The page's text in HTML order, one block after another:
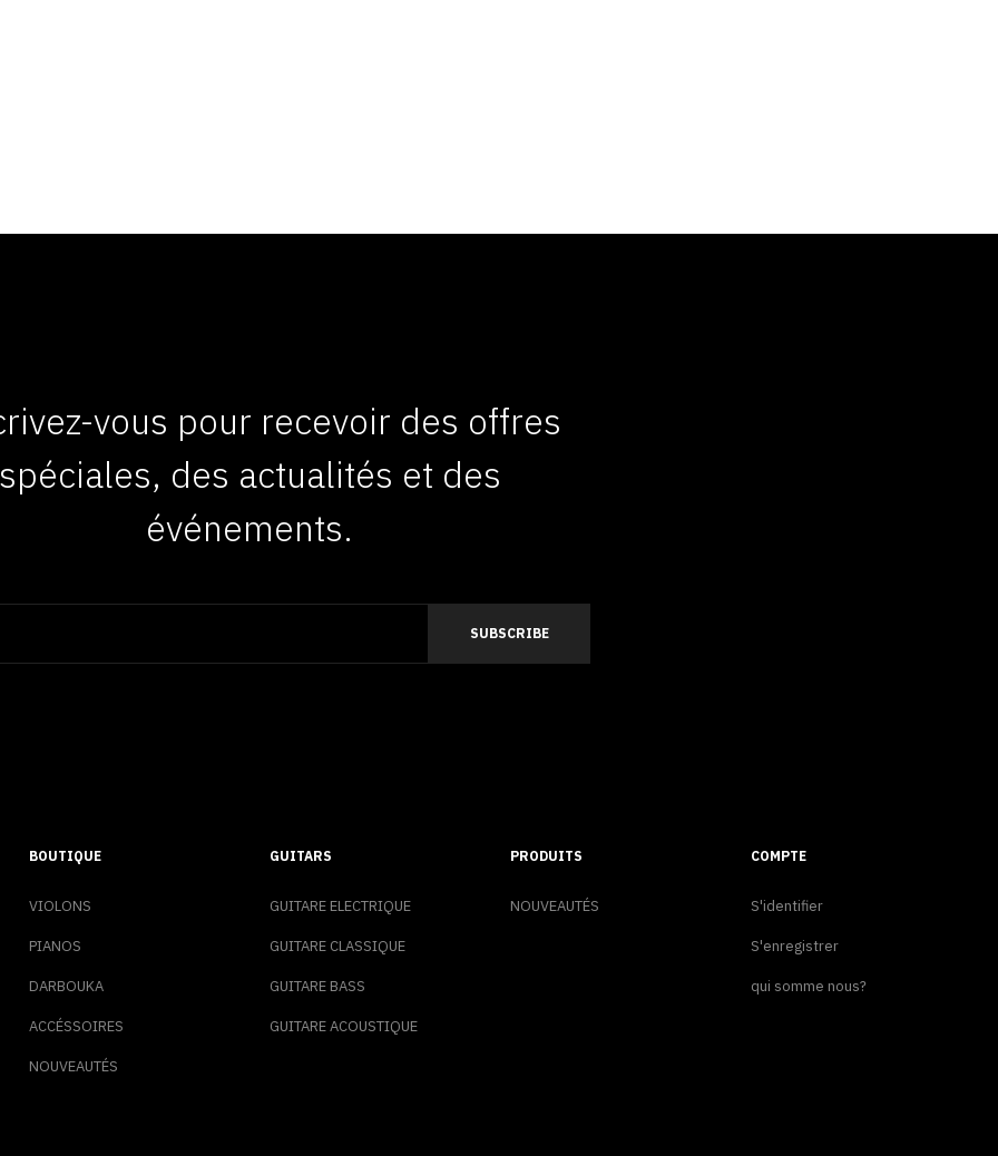
vous pour recevoir des offres
des actualités et des
événements.
BOUTIQUE
VIOLONS
PIANOS
DARBOUKA
ACCÉSSOIRES
NOUVEAUTÉS
GUITARS
GUITARE ELECTRIQUE
GUITARE CLASSIQUE
GUITARE BASS
GUITARE ACOUSTIQUE
PRODUITS
NOUVEAUTÉS
COMPTE
S'identifier
S'enregistrer
qui somme nous?